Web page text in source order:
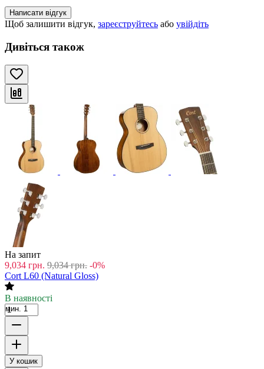
Написати відгук
Щоб залишити відгук, зареєструйтесь або увійдіть
Дивіться також
На запит
9,034 грн. 9,034 грн. -0%
Cort L60 (Natural Gloss)
В наявності
мин. 1
У кошик